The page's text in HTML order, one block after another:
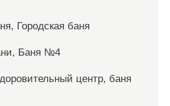
Городская баня
Баня №4
центр, баня